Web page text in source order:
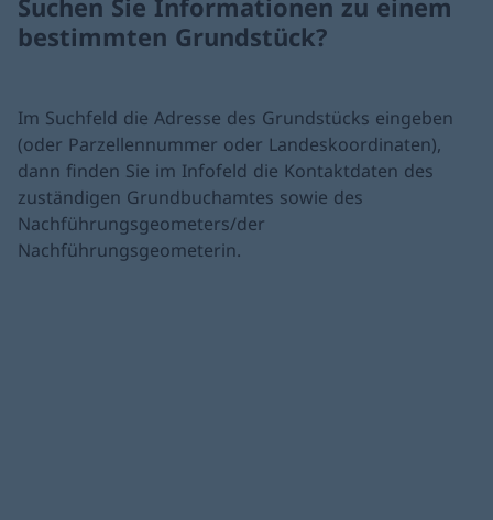
Suchen Sie Informationen zu einem
bestimmten Grundstück?
Im Suchfeld die Adresse des Grundstücks eingeben
(oder Parzellennummer oder Landeskoordinaten),
dann finden Sie im Infofeld die Kontaktdaten des
zuständigen Grundbuchamtes sowie des
Nachführungsgeometers/der
Nachführungsgeometerin.